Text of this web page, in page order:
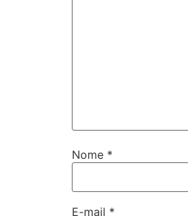
Nome *
E-mail *